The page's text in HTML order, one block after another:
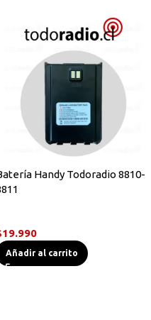
Handy Todoradio 8810-
19.990
Añadir al carrito